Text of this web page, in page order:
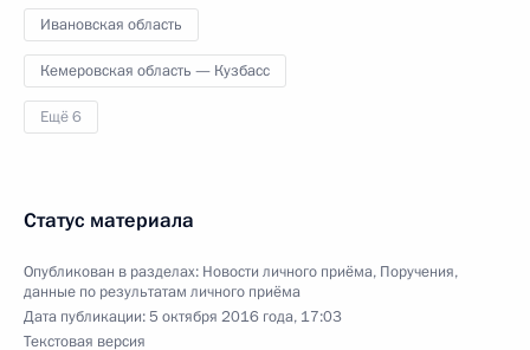
Ивановская область
Кемеровская область — Кузбасс
Ещё 6
Статус материала
Опубликован в разделах: Новости личного приёма, Поручения,
данные по результатам личного приёма
Дата публикации:5 октября 2016 года, 17:03
Текстовая версия